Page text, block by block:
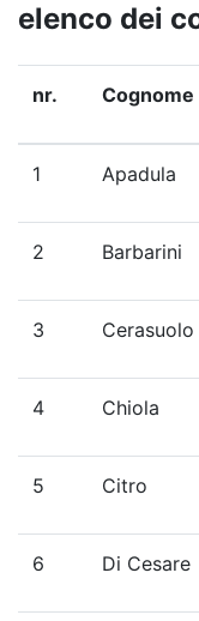
elenco dei
nr. Cognome
1 Apadula
2 Barbarini
3 Cerasuolo
4 Chiola
5 Citro
6 Di Cesare